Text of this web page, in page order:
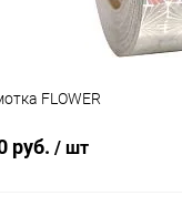
FLOWER
руб. / шт